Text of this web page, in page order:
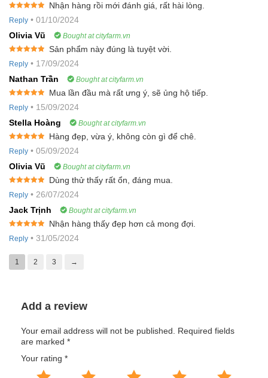
of 5
Nhận hàng rồi mới đánh giá, rất hài lòng.
Reply • 01/10/2024
Olivia Vũ
Bought at cityfarm.vn
of 5
Sản phẩm này đúng là tuyệt vời.
Reply • 17/09/2024
Nathan Trần
Bought at cityfarm.vn
of 5
Mua lần đầu mà rất ưng ý, sẽ ủng hộ tiếp.
Reply • 15/09/2024
Stella Hoàng
Bought at cityfarm.vn
of 5
Hàng đẹp, vừa ý, không còn gì để chê.
Reply • 05/09/2024
Olivia Vũ
Bought at cityfarm.vn
of 5
Dùng thử thấy rất ổn, đáng mua.
Reply • 26/07/2024
Jack Trịnh
Bought at cityfarm.vn
of 5
Nhận hàng thấy đẹp hơn cả mong đợi.
Reply • 31/05/2024
1 2 3 →
Add a review
Your email address will not be published.
Required fields
are marked *
Your rating *